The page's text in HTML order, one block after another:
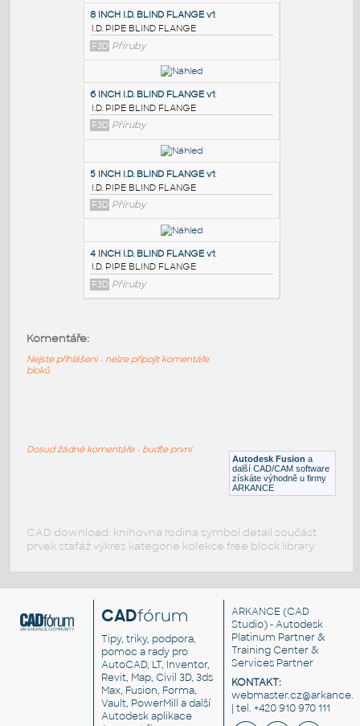
PODOBNÉ BLOKY
8 INCH I.D. BLIND FLANGE v1:
I.D. PIPE BLIND FLANGE
F3D Příruby
6 INCH I.D. BLIND FLANGE v1
I.D. PIPE BLIND FLANGE
F3D Příruby
Příruby
Autodesk Fusion a
další CAD/CAM software
získáte výhodně u firmy
ARKANCE
Komentáře:
Nejste přihlášeni - nelze připojit komentáře
bloků
Dosud žádné komentáře - buďte první
CAD download: knihovna rodina symbol detail součást
prvek stafáž výkres kategorie kolekce free block library
CADfórum
Tipy, triky, podpora,
pomoc a rady pro
AutoCAD, LT, Inventor,
Revit, Map, Civil 3D, 3ds
Max, Fusion, Forma,
Vault, PowerMill a další
Autodesk aplikace
ARKANCE (CAD
Studio) - Autodesk
Platinum Partner &
Training Center &
Services Partner
KONTAKT:
| tel. +420 910 970 111